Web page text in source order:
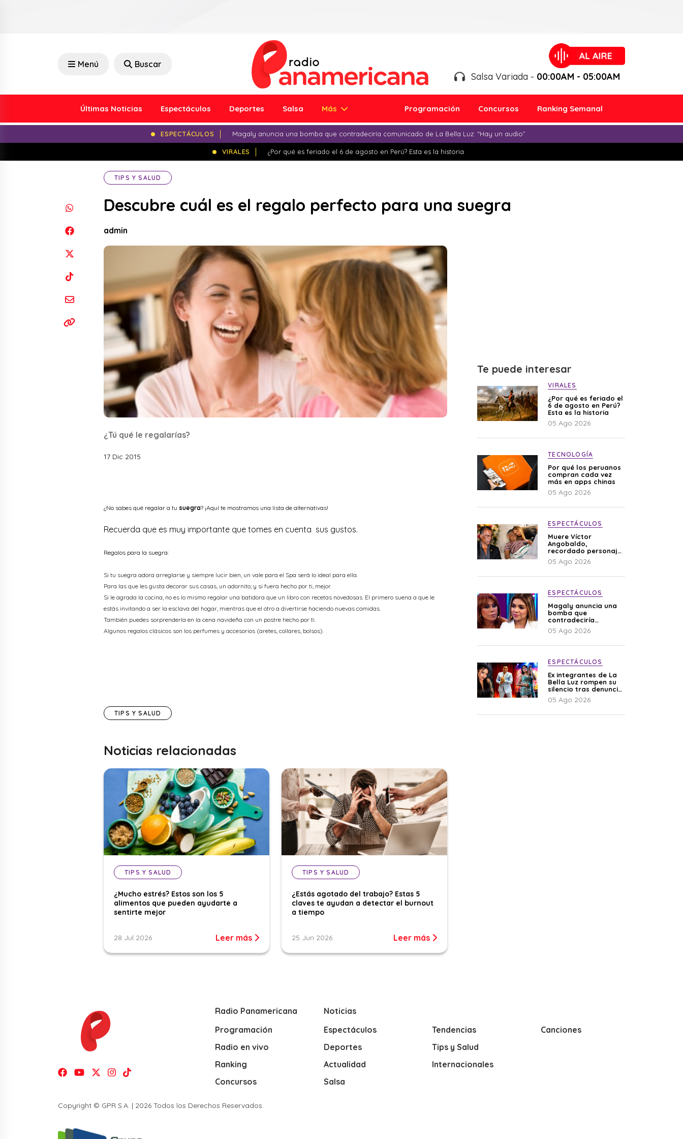
Menú Buscar
Salsa Variada - 00:00AM - 05:00AM
Últimas Noticias Espectáculos Deportes Salsa Más Programación Concursos Ranking Semanal
ESPECTÁCULOS Magaly anuncia una bomba que contradeciría comunicado de La Bella Luz: “Hay un audio”
VIRALES ¿Por qué es feriado el 6 de agosto en Perú? Esta es la historia
TIPS Y SALUD
Descubre cuál es el regalo perfecto para una suegra
admin
¿Tú qué le regalarías?
17 Dic 2015
¿No sabes qué regalar a tu suegra? ¡Aquí te mostramos una lista de alternativas!
Recuerda que es muy importante que tomes en cuenta sus gustos.
Regalos para la suegra:
Si tu suegra adora arreglarse y siempre lucir bien, un vale para el Spa será lo ideal para ella.
Para las que les gusta decorar sus casas, un adornito; y si fuera hecho por ti, mejor.
Si le agrada la cocina, no es lo mismo regalar una batidora que un libro con recetas novedosas. El primero suena a que le
estás invitando a ser la esclava del hogar, mientras que el otro a divertirse haciendo nuevas comidas.
También puedes sorprenderla en la cena navideña con un postre hecho por ti.
Algunos regalos clásicos son los perfumes y accesorios (aretes, collares, bolsos).
TIPS Y SALUD
Noticias relacionadas
TIPS Y SALUD
¿Mucho estrés? Estos son los 5
alimentos que pueden ayudarte a
sentirte mejor
28 Jul 2026 Leer más
TIPS Y SALUD
¿Estás agotado del trabajo? Estas 5
claves te ayudan a detectar el burnout
a tiempo
25 Jun 2026 Leer más
Te puede interesar
VIRALES
¿Por qué es feriado el
6 de agosto en Perú?
Esta es la historia
05 Ago 2026
TECNOLOGÍA
Por qué los peruanos
compran cada vez
más en apps chinas
05 Ago 2026
ESPECTÁCULOS
Muere Víctor
Angobaldo,
recordado personaje
de la farándula y
expareja de Shirley
05 Ago 2026
ESPECTÁCULOS
Magaly anuncia una
bomba que
contradeciría
comunicado de La
Bella Luz: “Hay un
05 Ago 2026
ESPECTÁCULOS
Ex integrantes de La
Bella Luz rompen su
silencio tras denuncia
de Naldy: “Todo el
mundo lo sabía”
05 Ago 2026
Radio Panamericana
Programación
Radio en vivo
Ranking
Concursos
Noticias
Espectáculos
Deportes
Actualidad
Salsa
Tendencias
Tips y Salud
Internacionales
Canciones
Copyright © GPR S.A. | 2026 Todos los Derechos Reservados.